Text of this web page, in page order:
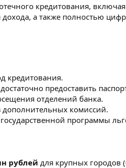
кредитования,
а также полностью
кредитования.
предоставить
отделений банка.
дополнительных комиссий.
программы
рублей для крупных городов